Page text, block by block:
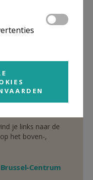
je links naar de
het boven-,
Centrum